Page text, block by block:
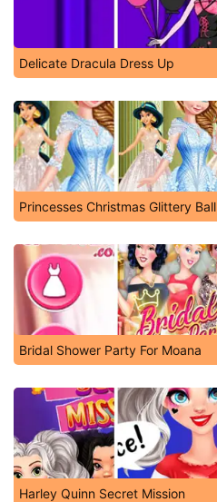
Delicate Dracula Dress Up
Princesses Christmas Glittery Ball
Bridal Shower Party For Moana
Harley Quinn Secret Mission